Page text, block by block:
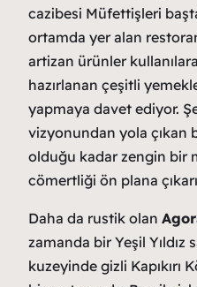
cazibesi Müfettişleri
ortamda yer alan
artizan ürünler
hazırlanan çeşitli
yapmaya davet ediyor.
vizyonundan yola çıkan
olduğu kadar zengin bir
cömertliği ön plana
Daha da rustik olan
zamanda bir Yeşil Yıldız
kuzeyinde gizli Kapıkırı